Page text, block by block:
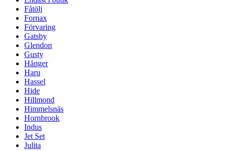
Fåtölj
Fornax
Förvaring
Gatsby
Glendon
Gusty
Hånger
Haru
Hassel
Hide
Hillmond
Himmelsnäs
Hornbrook
Indus
Jet Set
Julita